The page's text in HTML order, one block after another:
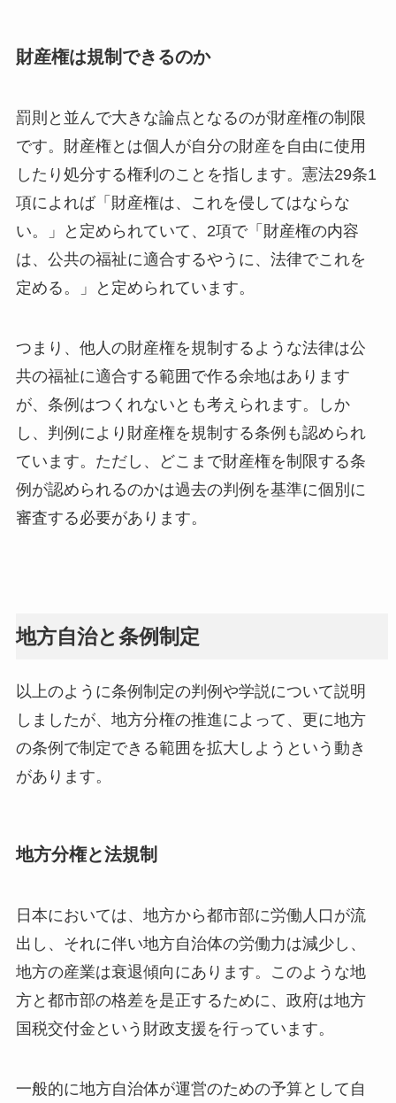
財産権は規制できるのか
罰則と並んで大きな論点となるのが財産権の制限
です。財産権とは個人が自分の財産を自由に使用
したり処分する権利のことを指します。憲法29条1
項によれば「財産権は、これを侵してはならな
い。」と定められていて、2項で「財産権の内容
は、公共の福祉に適合するやうに、法律でこれを
定める。」と定められています。
つまり、他人の財産権を規制するような法律は公
共の福祉に適合する範囲で作る余地はあります
が、条例はつくれないとも考えられます。しか
し、判例により財産権を規制する条例も認められ
ています。ただし、どこまで財産権を制限する条
例が認められるのかは過去の判例を基準に個別に
審査する必要があります。
地方自治と条例制定
以上のように条例制定の判例や学説について説明
しましたが、地方分権の推進によって、更に地方
の条例で制定できる範囲を拡大しようという動き
があります。
地方分権と法規制
日本においては、地方から都市部に労働人口が流
出し、それに伴い地方自治体の労働力は減少し、
地方の産業は衰退傾向にあります。このような地
方と都市部の格差を是正するために、政府は地方
国税交付金という財政支援を行っています。
一般的に地方自治体が運営のための予算として自